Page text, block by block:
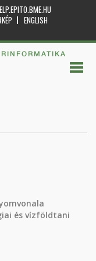
ENGLISH
és vízföldtani